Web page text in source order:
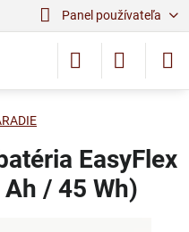
Panel používateľa
EasyFlex
/ 45 Wh)